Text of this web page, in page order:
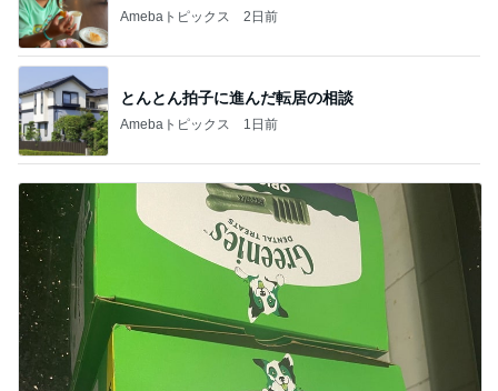
Amebaトピックス 2日前
とんとん拍子に進んだ転居の相談
Amebaトピックス 1日前